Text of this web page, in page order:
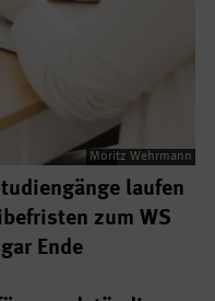
Moritz Wehrmann
laufen
zum WS